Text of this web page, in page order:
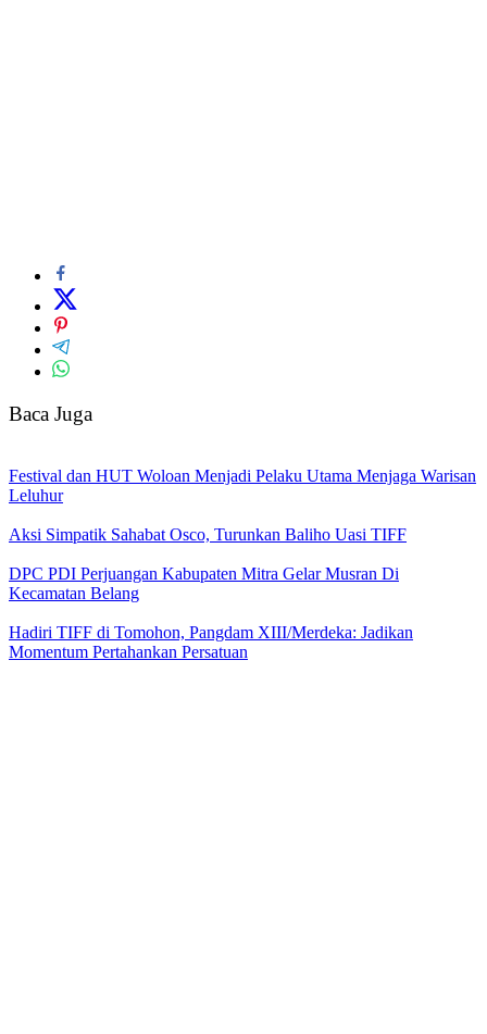
Baca Juga
Festival dan HUT Woloan Menjadi Pelaku Utama Menjaga Warisan
Leluhur
Aksi Simpatik Sahabat Osco, Turunkan Baliho Uasi TIFF
DPC PDI Perjuangan Kabupaten Mitra Gelar Musran Di
Kecamatan Belang
Hadiri TIFF di Tomohon, Pangdam XIII/Merdeka: Jadikan
Momentum Pertahankan Persatuan